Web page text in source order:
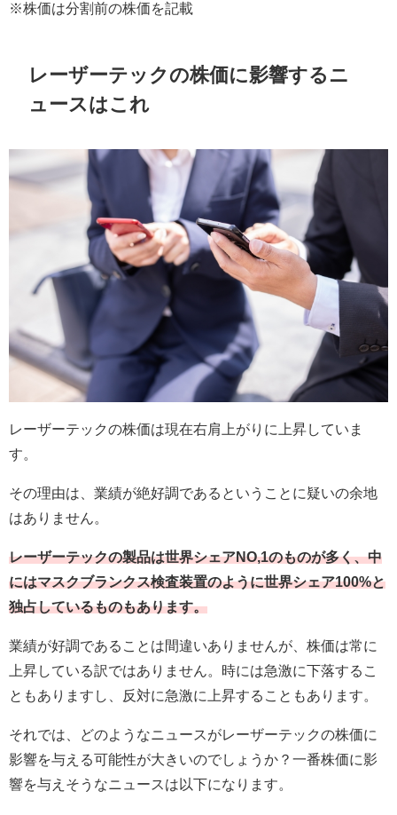
※株価は分割前の株価を記載
レーザーテックの株価に影響するニ
ュースはこれ
レーザーテックの株価は現在右肩上がりに上昇していま
す。
その理由は、業績が絶好調であるということに疑いの余地
はありません。
レーザーテックの製品は世界シェアNO,1のものが多く、中
にはマスクブランクス検査装置のように世界シェア100%と
独占しているものもあります。
業績が好調であることは間違いありませんが、株価は常に
上昇している訳ではありません。時には急激に下落するこ
ともありますし、反対に急激に上昇することもあります。
それでは、どのようなニュースがレーザーテックの株価に
影響を与える可能性が大きいのでしょうか？一番株価に影
響を与えそうなニュースは以下になります。